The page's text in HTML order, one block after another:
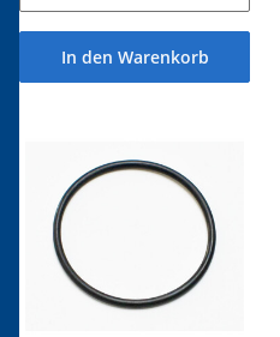
In den Warenkorb